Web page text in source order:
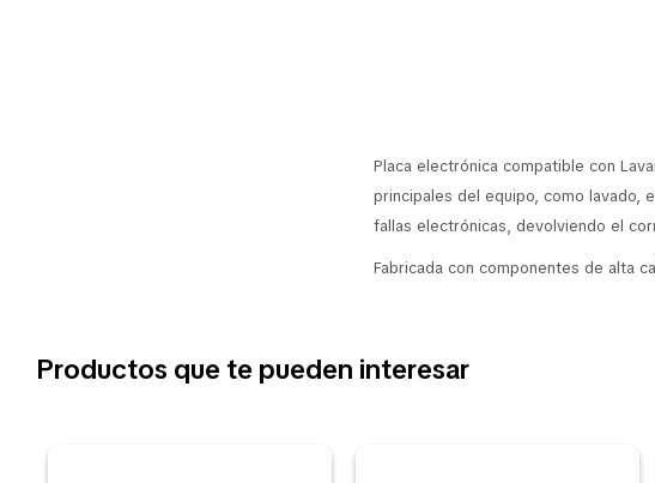
Placa electrónica compatible con
principales del equipo, como lavado,
fallas electrónicas, devolviendo el
Fabricada con componentes de alta
Productos que te pueden interesar